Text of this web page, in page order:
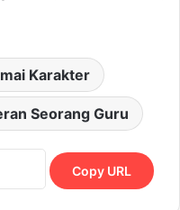
Karakter
Seorang Guru
Copy URL